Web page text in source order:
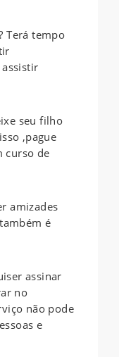
Terá tempo
seu filho
,pague
curso de
amizades
é
assinar
no
não pode
e